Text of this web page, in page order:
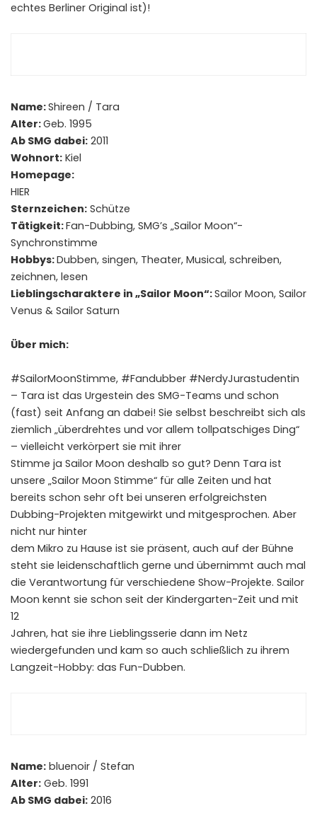
echtes Berliner Original ist)!
Name:Shireen / Tara
Alter:Geb. 1995
Ab SMG dabei: 2011
Wohnort: Kiel
Homepage:
HIER
Sternzeichen: Schütze
Tätigkeit:Fan-Dubbing, SMG’s „Sailor Moon“-
Synchronstimme
Hobbys:Dubben, singen, Theater, Musical, schreiben,
zeichnen, lesen
Lieblingscharaktere in „Sailor Moon“:Sailor Moon, Sailor
Venus & Sailor Saturn
Über mich:
#SailorMoonStimme, #Fandubber #NerdyJurastudentin
– Tara ist das Urgestein des SMG-Teams und schon
(fast) seit Anfang an dabei! Sie selbst beschreibt sich als
ziemlich „überdrehtes und vor allem tollpatschiges Ding“
– vielleicht verkörpert sie mit ihrer
Stimme ja Sailor Moon deshalb so gut? Denn Tara ist
unsere „Sailor Moon Stimme“ für alle Zeiten und hat
bereits schon sehr oft bei unseren erfolgreichsten
Dubbing-Projekten mitgewirkt und mitgesprochen. Aber
nicht nur hinter
dem Mikro zu Hause ist sie präsent, auch auf der Bühne
steht sie leidenschaftlich gerne und übernimmt auch mal
die Verantwortung für verschiedene Show-Projekte. Sailor
Moon kennt sie schon seit der Kindergarten-Zeit und mit
12
Jahren, hat sie ihre Lieblingsserie dann im Netz
wiedergefunden und kam so auch schließlich zu ihrem
Langzeit-Hobby: das Fun-Dubben.
Name: bluenoir / Stefan
Alter: Geb. 1991
Ab SMG dabei: 2016